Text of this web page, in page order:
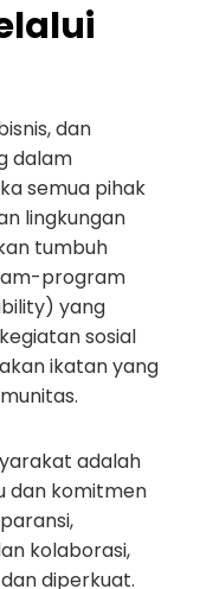
dan
dalam
semua pihak
lingkungan
tumbuh
program
yang
sosial
ikatan yang
adalah
dan komitmen
kolaborasi,
diperkuat.